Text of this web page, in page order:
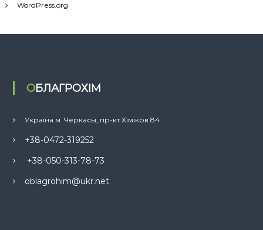
WordPress.org
ОБЛАГРОХІМ
Україна м. Черкасы, пр-кт Хіміков 84
+38-0472-319252
+38-050-313-78-73
oblagrohim@ukr.net